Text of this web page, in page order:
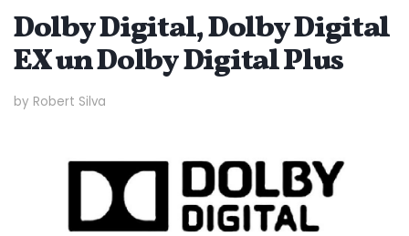
Dolby Digital, Dolby Digital
EX un Dolby Digital Plus
by Robert Silva